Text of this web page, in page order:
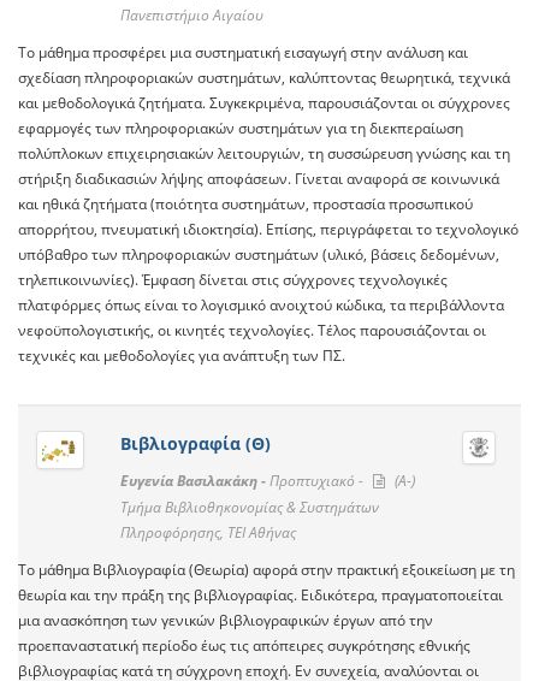
Πανεπιστήμιο Αιγαίου
Το μάθημα προσφέρει μια συστηματική εισαγωγή στην ανάλυση και
σχεδίαση πληροφοριακών συστημάτων, καλύπτοντας θεωρητικά, τεχνικά
και μεθοδολογικά ζητήματα. Συγκεκριμένα, παρουσιάζονται οι σύγχρονες
εφαρμογές των πληροφοριακών συστημάτων για τη διεκπεραίωση
πολύπλοκων επιχειρησιακών λειτουργιών, τη συσσώρευση γνώσης και τη
στήριξη διαδικασιών λήψης αποφάσεων. Γίνεται αναφορά σε κοινωνικά
και ηθικά ζητήματα (ποιότητα συστημάτων, προστασία προσωπικού
απορρήτου, πνευματική ιδιοκτησία). Επίσης, περιγράφεται το τεχνολογικό
υπόβαθρο των πληροφοριακών συστημάτων (υλικό, βάσεις δεδομένων,
τηλεπικοινωνίες). Έμφαση δίνεται στις σύγχρονες τεχνολογικές
πλατφόρμες όπως είναι το λογισμικό ανοιχτού κώδικα, τα περιβάλλοντα
νεφοϋπολογιστικής, οι κινητές τεχνολογίες. Τέλος παρουσιάζονται οι
τεχνικές και μεθοδολογίες για ανάπτυξη των ΠΣ.
Βιβλιογραφία (Θ)
Ευγενία Βασιλακάκη -Προπτυχιακό -
(A-)
Τμήμα Βιβλιοθηκονομίας & Συστημάτων
Πληροφόρησης, ΤΕΙ Αθήνας
Το μάθημα Βιβλιογραφία (Θεωρία) αφορά στην πρακτική εξοικείωση με τη
θεωρία και την πράξη της βιβλιογραφίας. Ειδικότερα, πραγματοποιείται
μια ανασκόπηση των γενικών βιβλιογραφικών έργων από την
προεπαναστατική περίοδο έως τις απόπειρες συγκρότησης εθνικής
βιβλιογραφίας κατά τη σύγχρονη εποχή. Εν συνεχεία, αναλύονται οι